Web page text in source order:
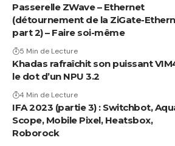
Passerelle ZWave – Ethernet
(détournement de la ZiGate-
part 2) – Faire soi-même
5 Min de Lecture
Khadas rafraîchit son puissant
le dot d’un NPU 3.2
4 Min de Lecture
IFA 2023 (partie 3) : Switchbot,
Scope, Mobile Pixel, Heatsbox,
Roborock